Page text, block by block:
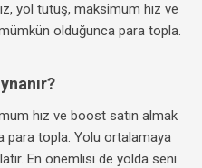
yol tutuş, maksimum hız ve
olduğunca para topla.
hız ve boost satın almak
para topla. Yolu ortalamaya
En önemlisi de yolda seni